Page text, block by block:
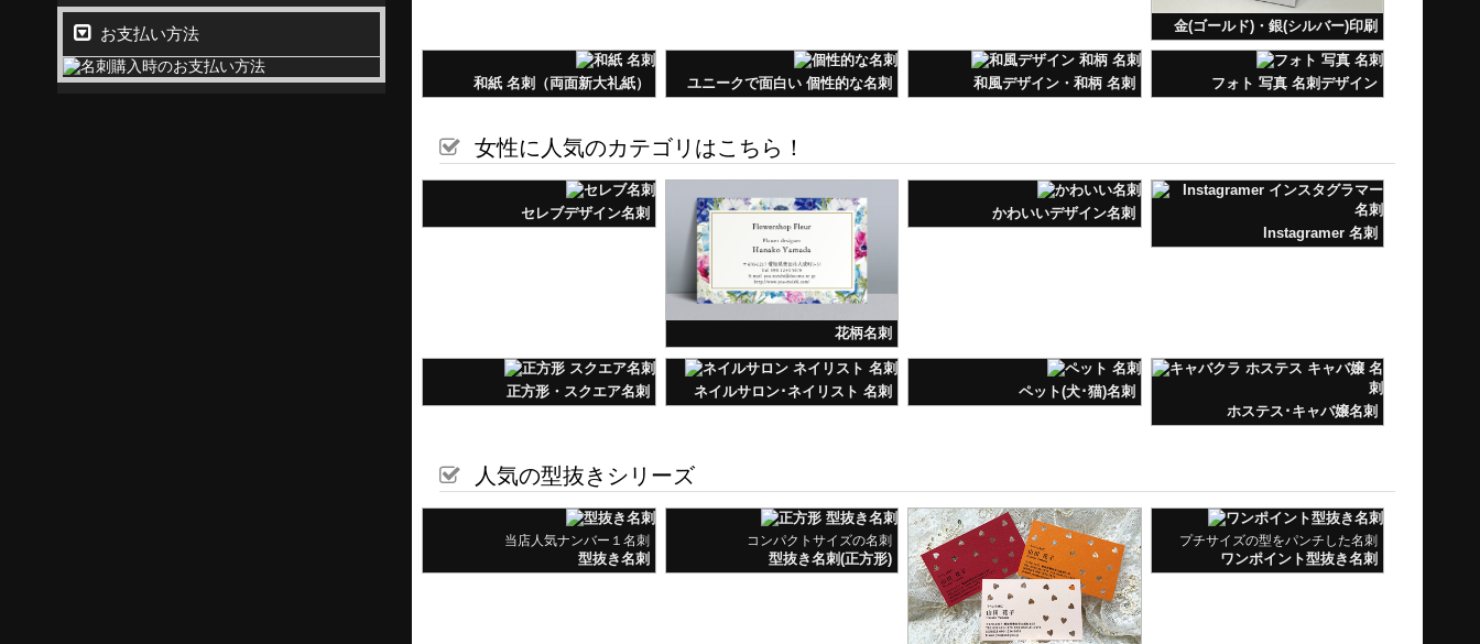
金(ゴールド)・銀(シルバー)印刷
和紙 名刺（両面新大礼紙） ユニークで面白い 個性的な名刺 和風デザイン・和柄 名刺 フォト 写真 名刺デザイン
女性に人気のカテゴリはこちら！
セレブデザイン名刺
花柄名刺
かわいいデザイン名刺
Instagramer 名刺
正方形・スクエア名刺 ネイルサロン･ネイリスト 名刺
ペット(犬･猫)名刺
ホステス･キャバ嬢名刺
人気の型抜きシリーズ
当店人気ナンバー１名刺
型抜き名刺
コンパクトサイズの名刺
型抜き名刺(正方形)
プチサイズの型をパンチした名刺
ワンポイント型抜き名刺
お支払い方法